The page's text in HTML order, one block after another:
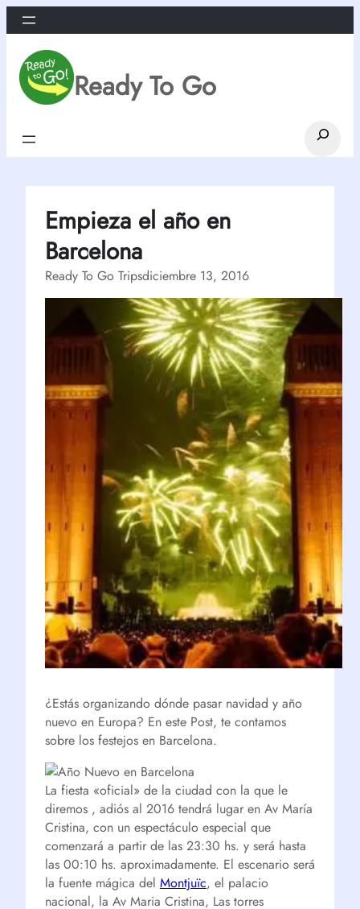
Saltar
al
contenido
Ready To Go
Search
Empieza el año en
Barcelona
Ready To Go Tripsdiciembre 13, 2016
¿Estás organizando dónde pasar navidad y año
nuevo en Europa? En este Post, te contamos
sobre los festejos en Barcelona.
La fiesta «oficial» de la ciudad con la que le
diremos , adiós al 2016 tendrá lugar en Av María
Cristina, con un espectáculo especial que
comenzará a partir de las 23:30 hs. y será hasta
las 00:10 hs. aproximadamente. El escenario será
la fuente mágica del Montjuïc, el palacio
nacional, la Av Maria Cristina, Las torres